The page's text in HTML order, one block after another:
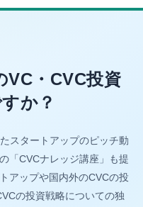
VC・CVC投資
か？
スタートアップのピッチ動
「CVCナレッジ講座」も提
アップや国内外のCVCの投
の投資戦略についての独